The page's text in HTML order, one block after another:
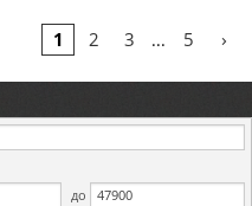
1 2 3 ... 5 ›
до